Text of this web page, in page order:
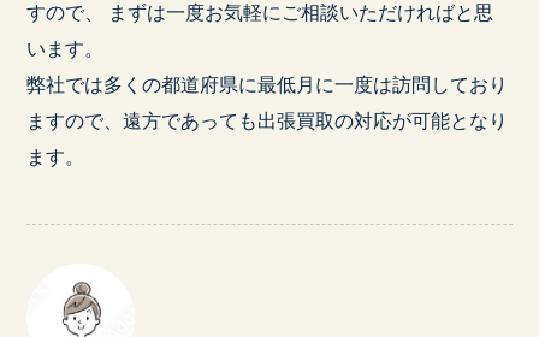
すので、 まずは一度お気軽にご相談いただければと思
います。
弊社では多くの都道府県に最低月に一度は訪問しており
ますので、遠方であっても出張買取の対応が可能となり
ます。